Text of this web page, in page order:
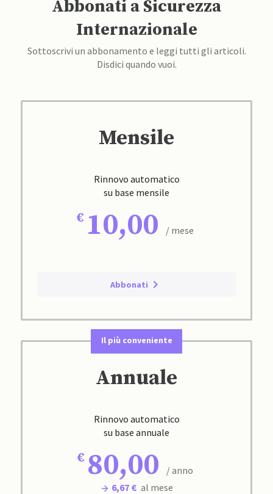
Abbonati a Sicurezza
Internazionale
Sottoscrivi un abbonamento e leggi tutti gli articoli.
Disdici quando vuoi.
Mensile
Rinnovo automatico
su base mensile
10,00 / mese
Abbonati
Il più conveniente
Annuale
Rinnovo automatico
su base annuale
80,00
/ anno
6,67 € al mese